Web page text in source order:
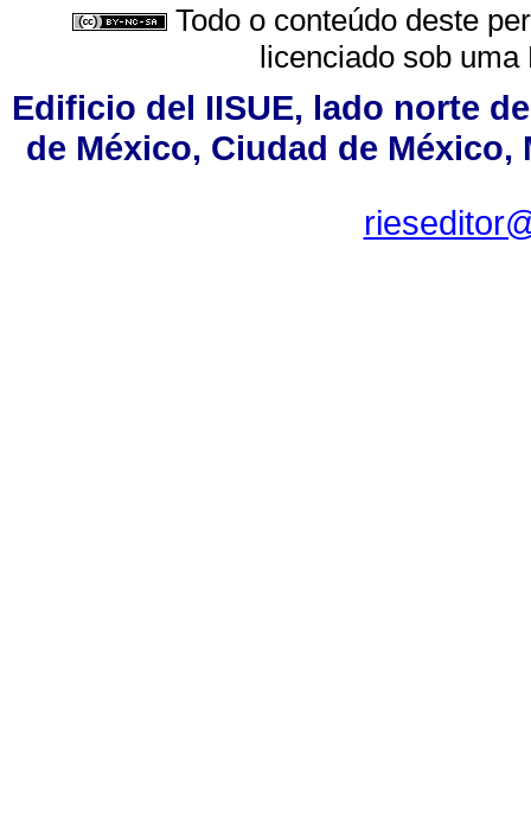
Todo o conteúdo deste
licenciado sob uma
Edificio del IISUE, lado norte
de México, Ciudad de México,